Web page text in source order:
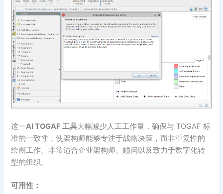
这一AI TOGAF 工具大幅减少人工工作量，确保与 TOGAF 标
准的一致性，使架构师能够专注于战略决策，而非重复性的
绘图工作。非常适合企业架构师、顾问以及致力于数字化转
型的组织。
可用性：